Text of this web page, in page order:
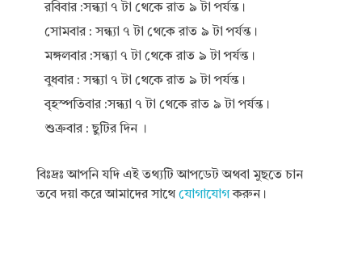
রবিবার :সন্ধ্যা ৭ টা থেকে রাত ৯ টা পর্যন্ত।
সোমবার : সন্ধ্যা ৭ টা থেকে রাত ৯ টা পর্যন্ত।
মঙ্গলবার :সন্ধ্যা ৭ টা থেকে রাত ৯ টা পর্যন্ত।
বুধবার : সন্ধ্যা ৭ টা থেকে রাত ৯ টা পর্যন্ত।
বৃহস্পতিবার :সন্ধ্যা ৭ টা থেকে রাত ৯ টা পর্যন্ত।
শুক্রবার : ছুটির দিন ।
বিঃদ্রঃ আপনি যদি এই তথ্যটি আপডেট অথবা মুছতে চান
তবে দয়া করে আমাদের সাথে যোগাযোগকরুন।